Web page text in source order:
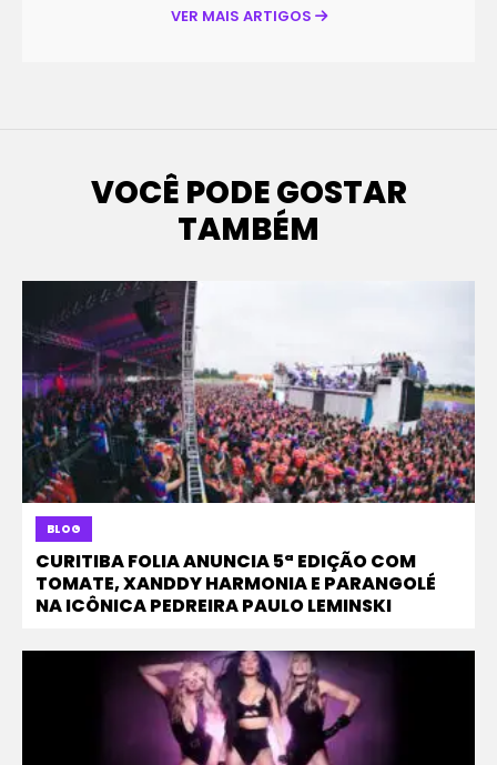
VER MAIS ARTIGOS
VOCÊ PODE GOSTAR
TAMBÉM
BLOG
CURITIBA FOLIA ANUNCIA 5ª EDIÇÃO COM
TOMATE, XANDDY HARMONIA E PARANGOLÉ
NA ICÔNICA PEDREIRA PAULO LEMINSKI